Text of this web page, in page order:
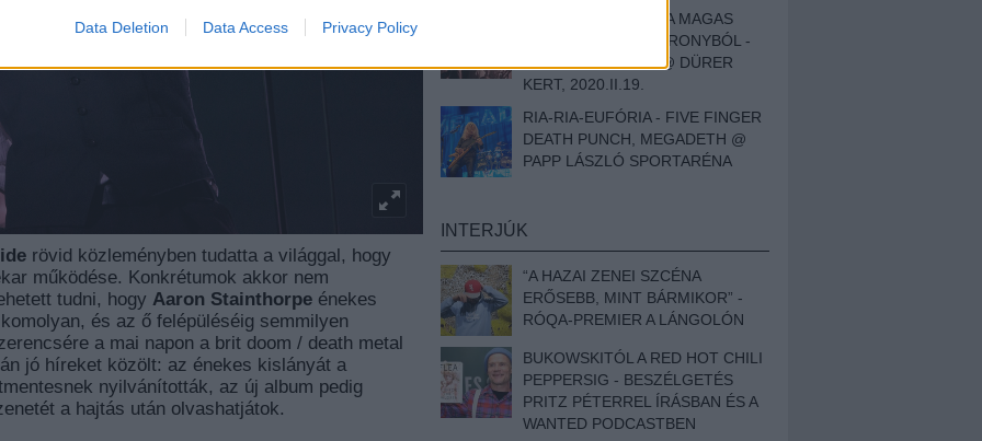
Data Deletion Data Access Privacy Policy
rövid közleményben tudatta a világgal, hogy
működése. Konkrétumok akkor nem
tudni, hogy Aaron Stainthorpe énekes
és az ő felépüléséig semmilyen
a mai napon a brit doom / death metal
jó híreket közölt: az énekes kislányát a
nyilvánították, az új album pedig
a hajtás után olvashatjátok.
MÉLY FÉRFIBÁNAT A MAGAS
ELEFÁNTCSONTTORONYBÓL -
LEPROUS, KLONE @ DÜRER
KERT, 2020.II.19.
RIA-RIA-EUFÓRIA - FIVE FINGER
DEATH PUNCH, MEGADETH @
PAPP LÁSZLÓ SPORTARÉNA
INTERJÚK
“A HAZAI ZENEI SZCÉNA
ERŐSEBB, MINT BÁRMIKOR” -
RÓQA-PREMIER A LÁNGOLÓN
BUKOWSKITÓL A RED HOT CHILI
PEPPERSIG - BESZÉLGETÉS
PRITZ PÉTERREL ÍRÁSBAN ÉS A
WANTED PODCASTBEN